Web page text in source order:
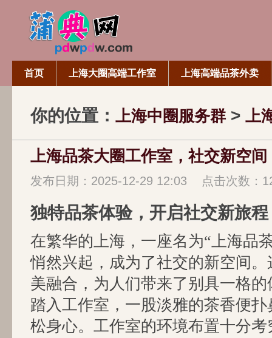
首页 上海大圈高端工作室 上海高端品茶外卖
你的位置： 上海中圈服务群> 上
上海品茶大圈工作室，社交新空间
发布日期：2025-12-29 12:03 点击次数：
独特品茶体验，开启社交新旅程
在繁华的上海，一座名为“上海品
悄然兴起，成为了社交的新空间
美融合，为人们带来了别具一格的
踏入工作室，一股淡雅的茶香便
松身心。工作室的环境布置十分